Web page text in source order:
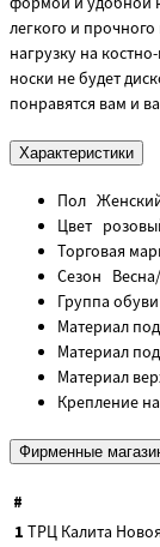
легкого и
нагрузку на
носки не будет
понравятся вам и
Характеристики
Пол
Цвет
Торговая
Сезон
Группа обуви
Материал
Материал
Материал
Крепление
Фирменные
#
1 ТРЦ Калита